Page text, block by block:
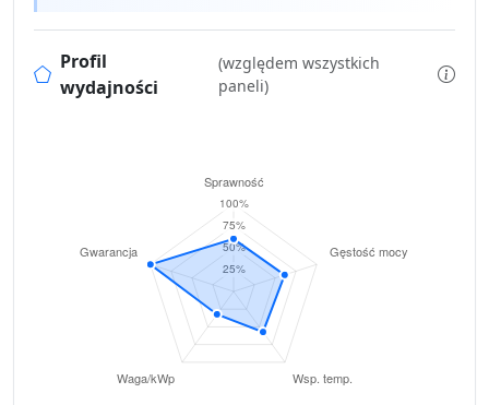
Profil
wydajności
(względem wszystkich
paneli)